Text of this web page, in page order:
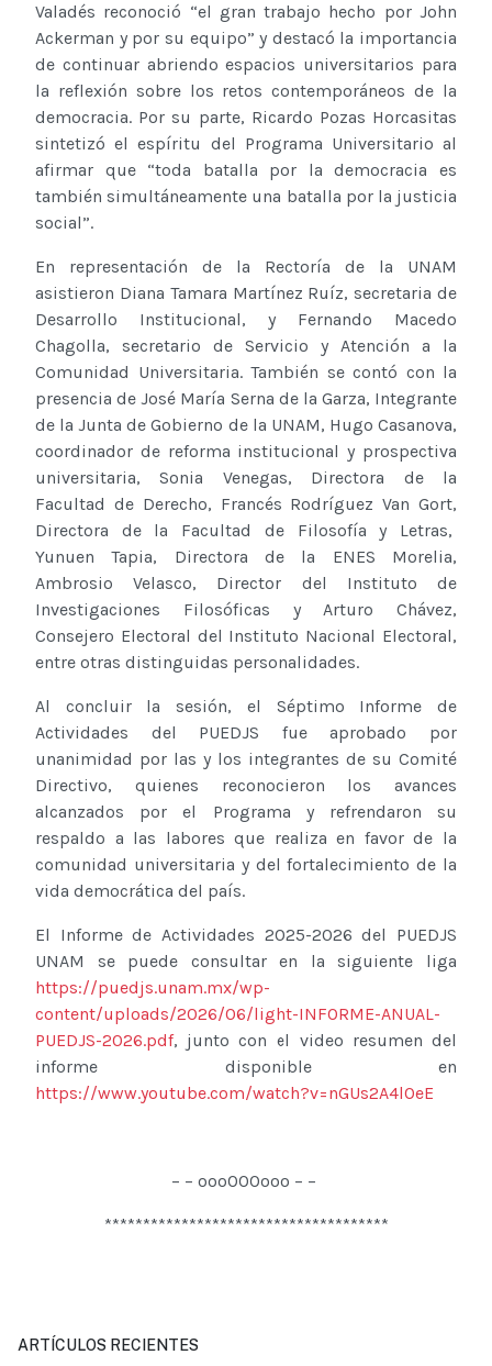
Valadés reconoció “el gran trabajo hecho por John
Ackerman y por su equipo” y destacó la importancia
de continuar abriendo espacios universitarios para
la reflexión sobre los retos contemporáneos de la
democracia. Por su parte, Ricardo Pozas Horcasitas
sintetizó el espíritu del Programa Universitario al
afirmar que “toda batalla por la democracia es
también simultáneamente una batalla por la justicia
social”.
En representación de la Rectoría de la UNAM
asistieron Diana Tamara Martínez Ruíz, secretaria de
Desarrollo Institucional, y Fernando Macedo
Chagolla, secretario de Servicio y Atención a la
Comunidad Universitaria. También se contó con la
presencia de José María Serna de la Garza, Integrante
de la Junta de Gobierno de la UNAM, Hugo Casanova,
coordinador de reforma institucional y prospectiva
universitaria, Sonia Venegas, Directora de la
Facultad de Derecho, Francés Rodríguez Van Gort,
Directora de la Facultad de Filosofía y Letras,
Yunuen Tapia, Directora de la ENES Morelia,
Ambrosio Velasco, Director del Instituto de
Investigaciones Filosóficas y Arturo Chávez,
Consejero Electoral del Instituto Nacional Electoral,
entre otras distinguidas personalidades.
Al concluir la sesión, el Séptimo Informe de
Actividades del PUEDJS fue aprobado por
unanimidad por las y los integrantes de su Comité
Directivo, quienes reconocieron los avances
alcanzados por el Programa y refrendaron su
respaldo a las labores que realiza en favor de la
comunidad universitaria y del fortalecimiento de la
vida democrática del país.
El Informe de Actividades 2025-2026 del PUEDJS
UNAM se puede consultar en la siguiente liga
https://puedjs.unam.mx/wp-
content/uploads/2026/06/light-INFORME-ANUAL-
PUEDJS-2026.pdf, junto con el video resumen del
informe disponible en
https://www.youtube.com/watch?v=nGUs2A4lOeE
– – oooOOOooo – –
*************************************
ARTÍCULOS RECIENTES